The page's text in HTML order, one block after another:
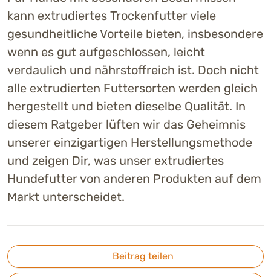
kann extrudiertes Trockenfutter viele
gesundheitliche Vorteile bieten, insbesondere
wenn es gut aufgeschlossen, leicht
verdaulich und nährstoffreich ist. Doch nicht
alle extrudierten Futtersorten werden gleich
hergestellt und bieten dieselbe Qualität. In
diesem Ratgeber lüften wir das Geheimnis
unserer einzigartigen Herstellungsmethode
und zeigen Dir, was unser extrudiertes
Hundefutter von anderen Produkten auf dem
Markt unterscheidet.
Beitrag teilen